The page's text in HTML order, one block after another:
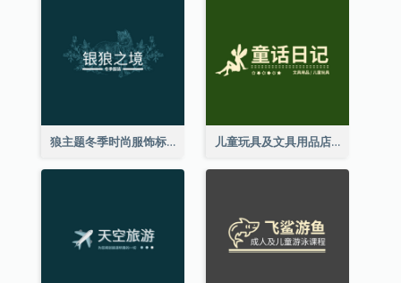
狼主题冬季时尚服饰标志 儿童玩具及文具用品店精灵主题标志设计